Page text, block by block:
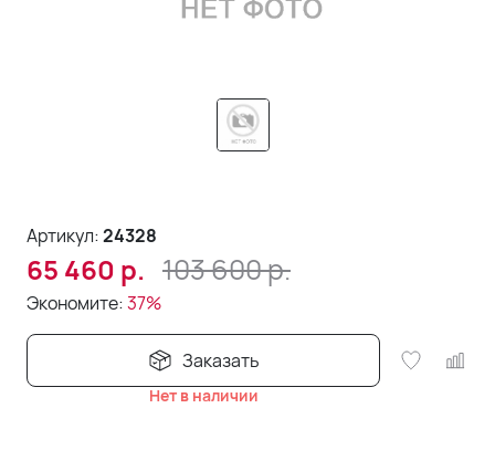
Артикул:24328
65 460 р. 103 600р.
Экономите:37%
Заказать
Нет в наличии